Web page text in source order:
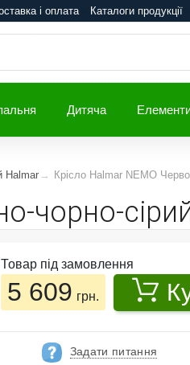
і оплата Каталоги продукції
Дитяча
Halmar Крісло Halmar NEMO
чорно-
Товар під замовлення
5 609 грн.
Задати питання